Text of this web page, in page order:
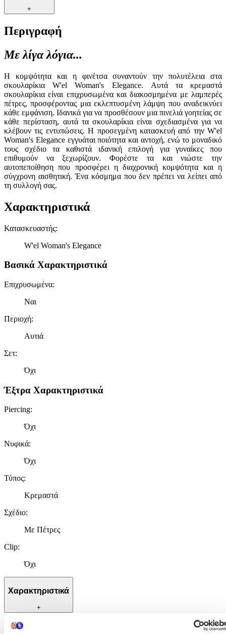
+
Περιγραφή
Με λίγα λόγια...
Η κομψότητα και η φινέτσα συναντούν την πολυτέλεια στα
σκουλαρίκια W'el Woman's Elegance. Αυτά τα κρεμαστά
σκουλαρίκια είναι επιχρυσωμένα και διακοσμημένα με λαμπερές
πέτρες, προσφέροντας μια εκλεπτυσμένη λάμψη που αναδεικνύει
κάθε εμφάνιση. Ιδανικά για να προσθέσουν μια πινελιά γοητείας σε
κάθε περίσταση, αυτά τα σκουλαρίκια είναι σχεδιασμένα για να
κλέβουν τις εντυπώσεις. Η προσεγμένη κατασκευή από την W'el
Woman's Elegance εγγυάται ποιότητα και αντοχή, ενώ το μοναδικό
τους σχέδιο τα καθιστά ιδανική επιλογή για γυναίκες που
επιθυμούν να ξεχωρίζουν. Φορέστε τα και νιώστε την
αυτοπεποίθηση που προσφέρει η διαχρονική κομψότητα και η
σύγχρονη αισθητική. Ένα κόσμημα που δεν πρέπει να λείπει από
τη συλλογή σας.
Χαρακτηριστικά
Κατασκευαστής:
W'el Woman's Elegance
Βασικά Χαρακτηριστικά
Επιχρυσωμένα:
Ναι
Περιοχή:
Αυτιά
Σετ:
Όχι
Έξτρα Χαρακτηριστικά
Piercing:
Όχι
Νυφικά:
Όχι
Τύπος:
Κρεμαστά
Σχέδιο:
Με Πέτρες
Clip:
Όχι
Χαρακτηριστικά
+
Χαρακτηριστικά